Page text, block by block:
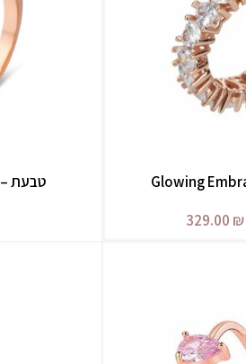
329.00 ₪
בחר אפשרויותטבעת – Imperial Spark Rose